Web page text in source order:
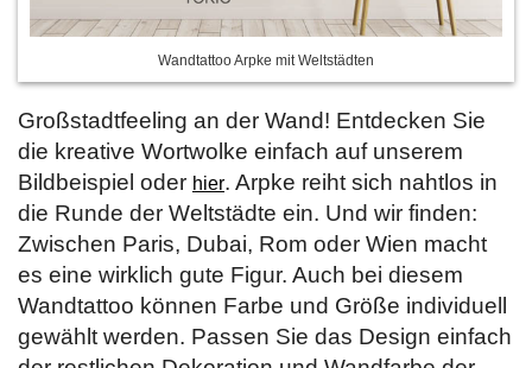
Wandtattoo Arpke mit Weltstädten
Großstadtfeeling an der Wand! Entdecken Sie
die kreative Wortwolke einfach auf unserem
Bildbeispiel oder hier. Arpke reiht sich nahtlos in
die Runde der Weltstädte ein. Und wir finden:
Zwischen Paris, Dubai, Rom oder Wien macht
es eine wirklich gute Figur. Auch bei diesem
Wandtattoo können Farbe und Größe individuell
gewählt werden. Passen Sie das Design einfach